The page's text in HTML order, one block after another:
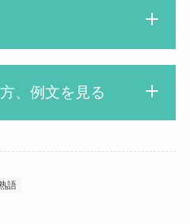
間着続けて、国
らきているよ
、例文を見る
狐裘に努めてい
語